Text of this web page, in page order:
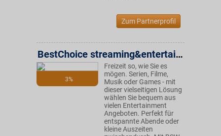
Zum Partnerprofil
3%
BestChoice streaming&entertainment
Freizeit so, wie Sie es
mögen. Serien, Filme,
Musik oder Games - mit
dieser vielseitigen Lösung
wählen Sie bequem aus
vielen Entertainment
Angeboten. Perfekt für
entspannte Abende oder
kleine Auszeiten